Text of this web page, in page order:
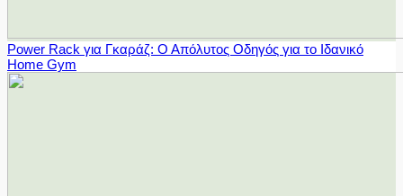
Power Rack για Γκαράζ: Ο Απόλυτος Οδηγός για το Ιδανικό
Home Gym